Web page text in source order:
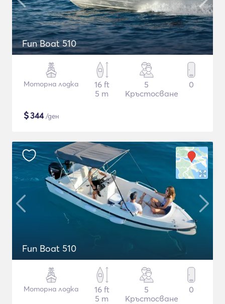
Fun Boat 510
Моторна лодка
16 ft
5 m
5
Кръстосване
0
$344/ден
Fun Boat 510
Моторна лодка
16 ft
5 m
5
Кръстосване
0